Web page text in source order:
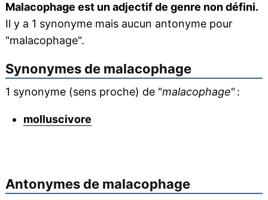
Malacophage est un adjectif de genre non défini.
Il y a 1 synonyme mais aucun antonyme pour
"malacophage".
Synonymes de malacophage
1 synonyme (sens proche) de "malacophage" :
molluscivore
Antonymes de malacophage